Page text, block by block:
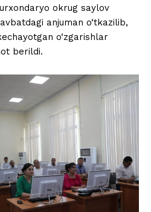
okrug saylov
anjuman o‘tkazilib,
o‘zgarishlar
berildi.